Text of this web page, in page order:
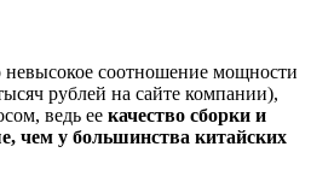
невысокое соотношение мощности
рублей на сайте компании),
ведь ее качество сборки и
чем у большинства китайских